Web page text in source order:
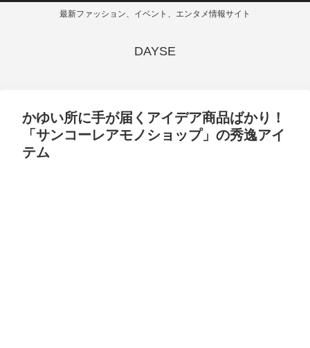
最新ファッション、イベント、エンタメ情報サイト
DAYSE
かゆい所に手が届くアイデア商品ばかり！
「サンコーレアモノショップ」の秀逸アイ
テム